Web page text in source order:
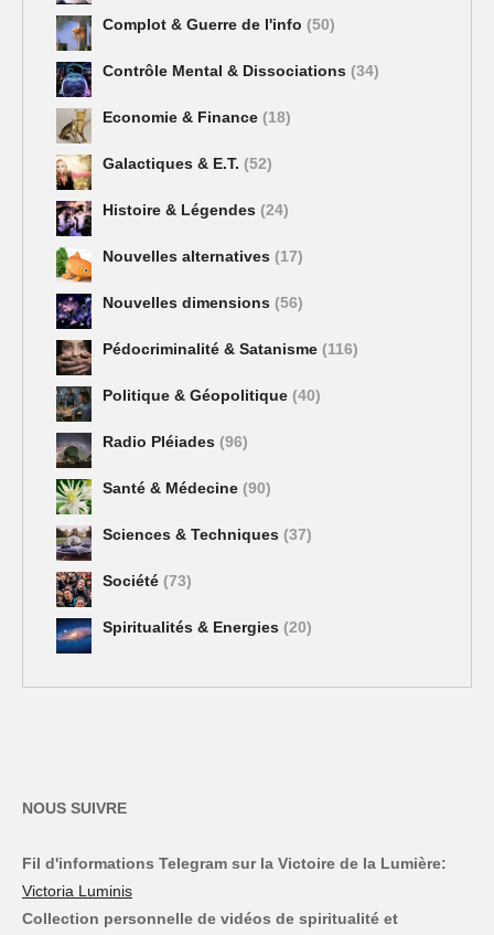
Complot & Guerre de l'info (50)
Contrôle Mental & Dissociations (34)
Economie & Finance (18)
Galactiques & E.T. (52)
Histoire & Légendes (24)
Nouvelles alternatives (17)
Nouvelles dimensions (56)
Pédocriminalité & Satanisme (116)
Politique & Géopolitique (40)
Radio Pléiades (96)
Santé & Médecine (90)
Sciences & Techniques (37)
Société (73)
Spiritualités & Energies (20)
NOUS SUIVRE
Fil d'informations Telegram sur la Victoire de la Lumière:
Victoria Luminis
Collection personnelle de vidéos de spiritualité et